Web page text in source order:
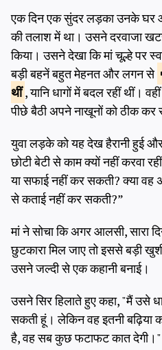
एक दिन एक सुंदर लड़का उनके घर
की तलाश में था। उसने दरवाजा
किया। उसने देखा कि मां चूल्हे पर
बड़ी बहनें बहुत मेहनत और लगन से
थीं , यानि धागों में बदल रहीं थीं।
पीछे बैठी अपने नाखूनों को ठीक कर
युवा लड़के को यह देख हैरानी हुई
छोटी बेटी से काम क्यों नहीं करवा
या सफाई नहीं कर सकती? क्या वह
से कताई नहीं कर सकती?”
मां ने सोचा कि अगर आलसी, सारा
छुटकारा मिल जाए तो इससे बड़ी
उसने जल्दी से एक कहानी बनाई।
उसने सिर हिलाते हुए कहा, "मैं उसे
सकती हूं। लेकिन वह इतनी बढ़िया
है, वह सब कुछ फटाफट कात देगी।"